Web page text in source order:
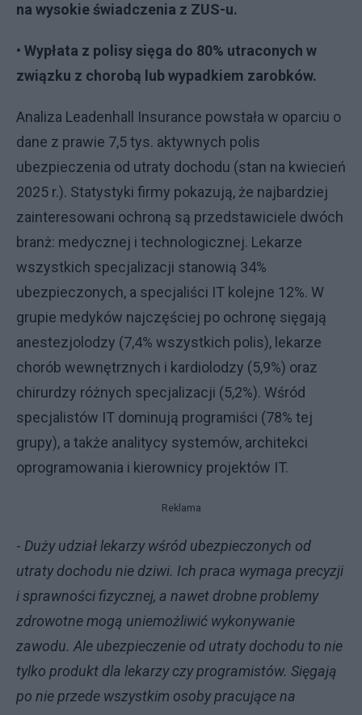
na wysokie świadczenia z ZUS-u.
• Wypłata z polisy sięga do 80% utraconych w
związku z chorobą lub wypadkiem zarobków.
Analiza Leadenhall Insurance powstała w oparciu o
dane z prawie 7,5 tys. aktywnych polis
ubezpieczenia od utraty dochodu (stan na kwiecień
2025 r.). Statystyki firmy pokazują, że najbardziej
zainteresowani ochroną są przedstawiciele dwóch
branż: medycznej i technologicznej. Lekarze
wszystkich specjalizacji stanowią 34%
ubezpieczonych, a specjaliści IT kolejne 12%. W
grupie medyków najczęściej po ochronę sięgają
anestezjolodzy (7,4% wszystkich polis), lekarze
chorób wewnętrznych i kardiolodzy (5,9%) oraz
chirurdzy różnych specjalizacji (5,2%). Wśród
specjalistów IT dominują programiści (78% tej
grupy), a także analitycy systemów, architekci
oprogramowania i kierownicy projektów IT.
Reklama
- Duży udział lekarzy wśród ubezpieczonych od
utraty dochodu nie dziwi. Ich praca wymaga precyzji
i sprawności fizycznej, a nawet drobne problemy
zdrowotne mogą uniemożliwić wykonywanie
zawodu. Ale ubezpieczenie od utraty dochodu to nie
tylko produkt dla lekarzy czy programistów. Sięgają
po nie przede wszystkim osoby pracujące na